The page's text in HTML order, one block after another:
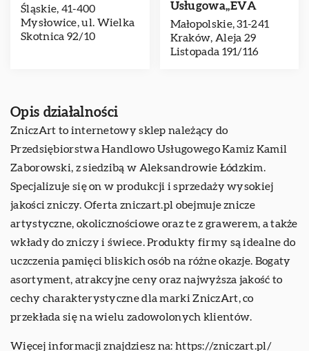
Śląskie, 41-400
Mysłowice, ul. Wielka
Skotnica 92/10
Usługowa,,EVA
Małopolskie, 31-241
Kraków, Aleja 29
Listopada 191/116
Opis działalności
ZniczArt to internetowy sklep należący do
Przedsiębiorstwa Handlowo Usługowego Kamiz Kamil
Zaborowski, z siedzibą w Aleksandrowie Łódzkim.
Specjalizuje się on w produkcji i sprzedaży wysokiej
jakości zniczy. Oferta zniczart.pl obejmuje znicze
artystyczne, okolicznościowe oraz te z grawerem, a także
wkłady do zniczy i świece. Produkty firmy są idealne do
uczczenia pamięci bliskich osób na różne okazje. Bogaty
asortyment, atrakcyjne ceny oraz najwyższa jakość to
cechy charakterystyczne dla marki ZniczArt, co
przekłada się na wielu zadowolonych klientów.
Więcej informacji znajdziesz na: https://zniczart.pl/